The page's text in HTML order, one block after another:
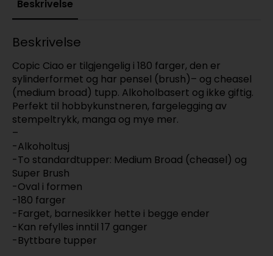
Beskrivelse
Beskrivelse
Copic Ciao er tilgjengelig i 180 farger, den er
sylinderformet og har pensel (brush)– og cheasel
(medium broad) tupp. Alkoholbasert og ikke giftig.
Perfekt til hobbykunstneren, fargelegging av
stempeltrykk, manga og mye mer.
–
-Alkoholtusj
-To standardtupper: Medium Broad (cheasel) og
Super Brush
-Oval i formen
-180 farger
-Farget, barnesikker hette i begge ender
-Kan refylles inntil 17 ganger
-Byttbare tupper